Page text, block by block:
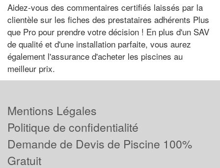
Aidez-vous des commentaires certifiés laissés par la
clientèle sur les fiches des prestataires adhérents Plus
que Pro pour prendre votre décision ! En plus d'un SAV
de qualité et d'une installation parfaite, vous aurez
également l'assurance d'acheter les piscines au
meilleur prix.
Mentions Légales
Politique de confidentialité
Demande de Devis de Piscine 100%
Gratuit